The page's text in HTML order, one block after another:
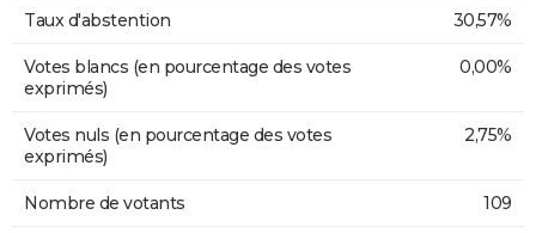
Taux d'abstention 30,57%
Votes blancs (en pourcentage des votes
exprimés)
0,00%
Votes nuls (en pourcentage des votes
exprimés)
2,75%
Nombre de votants 109